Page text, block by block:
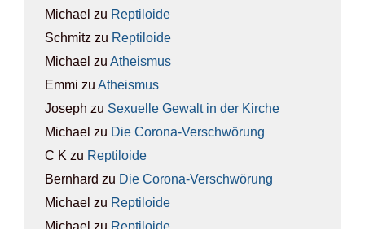
Michael zu Rep­ti­lo­ide
Schmitz zu Rep­ti­lo­ide
Michael zu Athe­is­mus
Emmi zu Athe­is­mus
Joseph zu Sexu­el­le Gewalt in der Kir­che
Michael zu Die Coro­na-Ver­schwö­rung
C K zu Rep­ti­lo­ide
Bernhard zu Die Coro­na-Ver­schwö­rung
Michael zu Rep­ti­lo­ide
Michael zu Rep­ti­lo­ide